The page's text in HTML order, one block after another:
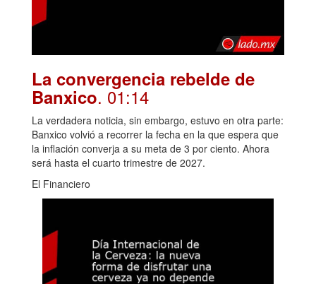
La convergencia rebelde de
Banxico. 01:14
La verdadera noticia, sin embargo, estuvo en otra parte:
Banxico volvió a recorrer la fecha en la que espera que
la inflación converja a su meta de 3 por ciento. Ahora
será hasta el cuarto trimestre de 2027.
El Financiero